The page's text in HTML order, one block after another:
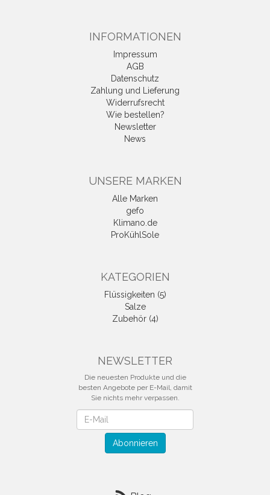
INFORMATIONEN
Impressum
AGB
Datenschutz
Zahlung und Lieferung
Widerrufsrecht
Wie bestellen?
Newsletter
News
UNSERE MARKEN
Alle Marken
gefo
Klimano.de
ProKühlSole
KATEGORIEN
Flüssigkeiten (5)
Salze
Zubehör (4)
NEWSLETTER
Die neuesten Produkte und die
besten Angebote per E-Mail, damit
Sie nichts mehr verpassen.
Abonnieren